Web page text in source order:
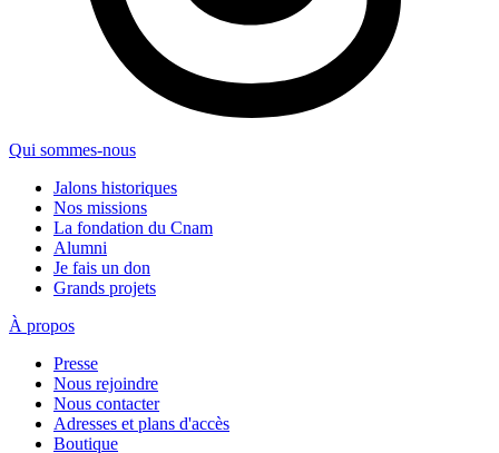
Qui sommes-nous
Jalons historiques
Nos missions
La fondation du Cnam
Alumni
Je fais un don
Grands projets
À propos
Presse
Nous rejoindre
Nous contacter
Adresses et plans d'accès
Boutique